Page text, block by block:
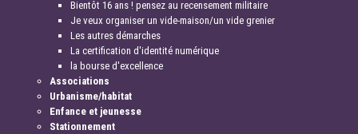
Bientôt 16 ans ! pensez au recensement militaire
Je veux organiser un vide-maison/un vide grenier
Les autres démarches
La certification d'identité numérique
la bourse d'excellence
Associations
Urbanisme/habitat
Enfance et jeunesse
Stationnement